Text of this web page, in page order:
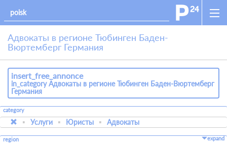
Адвокаты в регионе Тюбинген Баден-
Вюртемберг Германия
insert_free_annonce
in_category Адвокаты в регионе Тюбинген Баден-Вюртемберг
Германия
category
Услуги Юристы Адвокаты
region expand